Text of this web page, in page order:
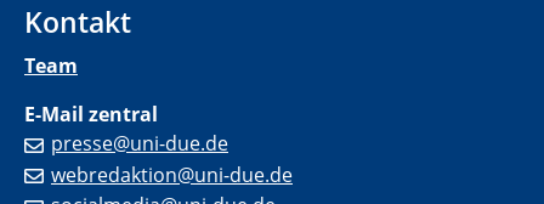
Kontakt
Team
E-Mail zentral
presse@uni-due.de
webredaktion@uni-due.de